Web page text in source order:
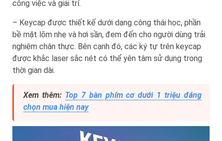
công việc và giải trí.
– Keycap được thiết kế dưới dạng công thái học, phần
bề mặt lõm nhẹ và hơi sần, đem đến cho người dùng trải
nghiệm chân thực. Bên cạnh đó, các ký tự trên keycap
được khắc laser sắc nét có thể yên tâm sử dụng trong
thời gian dài.
Xem thêm: Top 7 bàn phím cơ dưới 1 triệu đáng
chọn mua hiện nay